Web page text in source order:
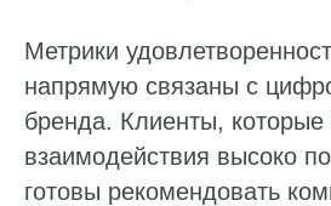
Метрики
напрямую связаны с
бренда. Клиенты,
взаимодействия высоко
готовы рекомендовать